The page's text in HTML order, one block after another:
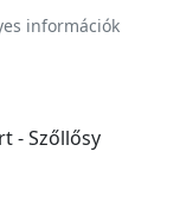
információk
- Szőllősy